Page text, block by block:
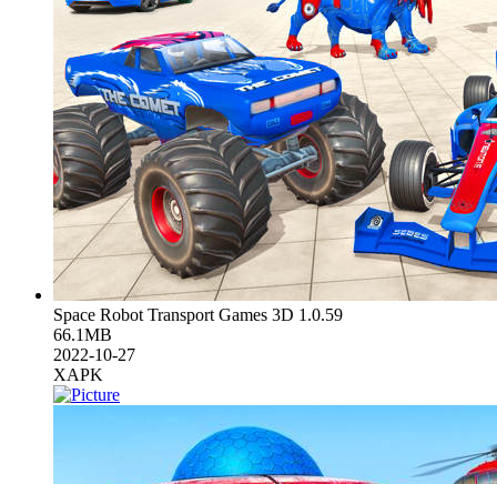
Space Robot Transport Games 3D 1.0.59
66.1MB
2022-10-27
XAPK